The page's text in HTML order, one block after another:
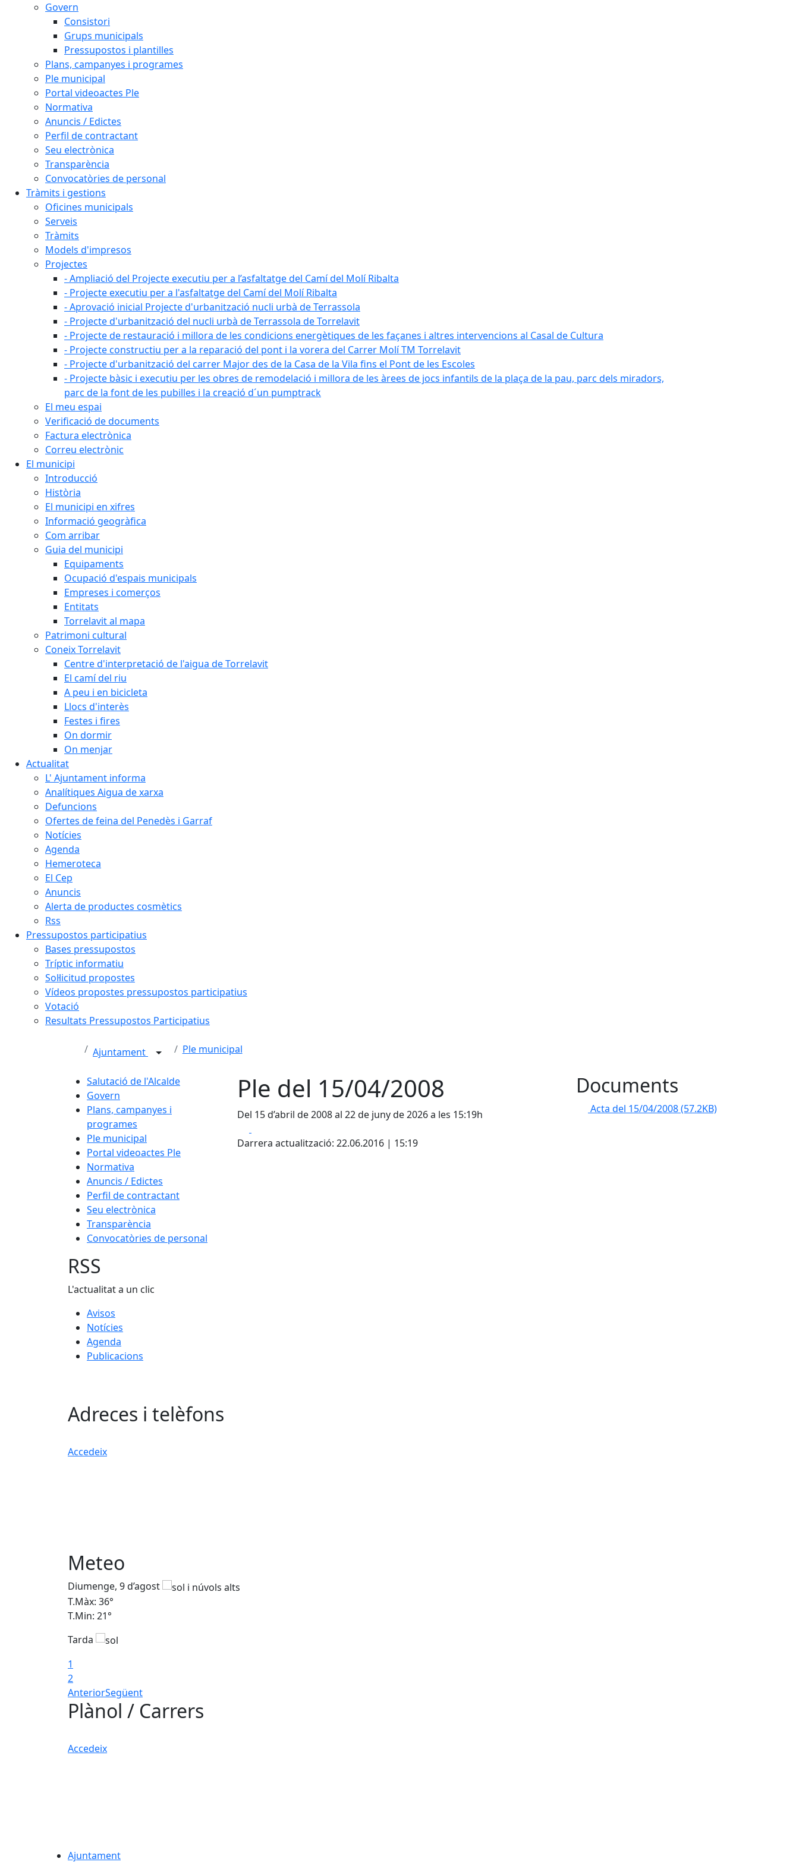
Govern
Consistori
Grups municipals
Pressupostos i plantilles
Plans, campanyes i programes
Ple municipal
Portal videoactes Ple
Normativa
Anuncis / Edictes
Perfil de contractant
Seu electrònica
Transparència
Convocatòries de personal
Tràmits i gestions
Oficines municipals
Serveis
Tràmits
Models d'impresos
Projectes
- Ampliació del Projecte executiu per a l’asfaltatge del Camí del Molí Ribalta
- Projecte executiu per a l'asfaltatge del Camí del Molí Ribalta
- Aprovació inicial Projecte d'urbanització nucli urbà de Terrassola
- Projecte d'urbanització del nucli urbà de Terrassola de Torrelavit
- Projecte de restauració i millora de les condicions energètiques de les façanes i altres intervencions al Casal de Cultura
- Projecte constructiu per a la reparació del pont i la vorera del Carrer Molí TM Torrelavit
- Projecte d'urbanització del carrer Major des de la Casa de la Vila fins el Pont de les Escoles
- Projecte bàsic i executiu per les obres de remodelació i millora de les àrees de jocs infantils de la plaça de la pau, parc dels miradors,
parc de la font de les pubilles i la creació d´un pumptrack
El meu espai
Verificació de documents
Factura electrònica
Correu electrònic
El municipi
Introducció
Història
El municipi en xifres
Informació geogràfica
Com arribar
Guia del municipi
Equipaments
Ocupació d'espais municipals
Empreses i comerços
Entitats
Torrelavit al mapa
Patrimoni cultural
Coneix Torrelavit
Centre d'interpretació de l'aigua de Torrelavit
El camí del riu
A peu i en bicicleta
Llocs d'interès
Festes i fires
On dormir
On menjar
Actualitat
L' Ajuntament informa
Analítiques Aigua de xarxa
Defuncions
Ofertes de feina del Penedès i Garraf
Notícies
Agenda
Hemeroteca
El Cep
Anuncis
Alerta de productes cosmètics
Rss
Pressupostos participatius
Bases pressupostos
Tríptic informatiu
Sol·licitud propostes
Vídeos propostes pressupostos participatius
Votació
Resultats Pressupostos Participatius
Ajuntament Ple municipal
Salutació de l'Alcalde
Govern
Plans, campanyes i
programes
Ple municipal
Portal videoactes Ple
Normativa
Anuncis / Edictes
Perfil de contractant
Seu electrònica
Transparència
Convocatòries de personal
Ple del 15/04/2008
Del 15 d’abril de 2008 al 22 de juny de 2026 a les 15:19h
Darrera actualització: 22.06.2016 | 15:19
Documents
Acta del 15/04/2008(57.2KB)
RSS
L'actualitat a un clic
Avisos
Notícies
Agenda
Publicacions
Adreces i telèfons
Accedeix
Meteo
Diumenge, 9 d’agost
T.Màx: 36°
T.Min: 21°
Tarda
1
2
AnteriorSegüent
Plànol / Carrers
Accedeix
Ajuntament